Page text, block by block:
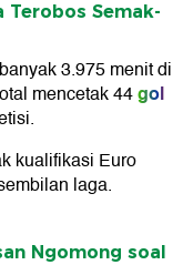
Terobos Semak-
3.975 menit di
mencetak 44gol
kualifikasi Euro
laga.
Ngomong soal